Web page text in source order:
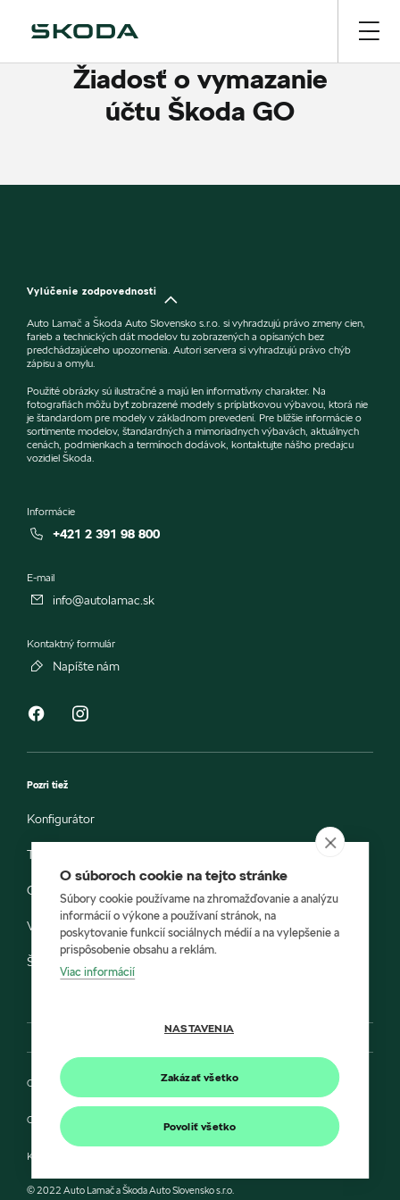
Žiadosť o vymazanie
účtu Škoda GO
Vylúčenie zodpovednosti
Auto Lamač a Škoda Auto Slovensko s.r.o. si vyhradzujú právo zmeny cien,
farieb a technických dát modelov tu zobrazených a opísaných bez
predchádzajúceho upozornenia. Autori servera si vyhradzujú právo chýb
zápisu a omylu.
Použité obrázky sú ilustračné a majú len informatívny charakter. Na
fotografiách môžu byť zobrazené modely s príplatkovou výbavou, ktorá nie
je štandardom pre modely v základnom prevedení. Pre bližšie informácie o
sortimente modelov, štandardných a mimoriadnych výbavách, aktuálnych
cenách, podmienkach a termínoch dodávok, kontaktujte nášho predajcu
vozidiel Škoda.
Informácie
+421 2 391 98 800
E-mail
info@autolamac.sk
Kontaktný formulár
Napíšte nám
Pozri tiež
Konfigurátor
Testovacia jazda
Objednávka do servisu
Vozidlá ihneď k odberu
Škoda E-shop
Ochrana osobných údajov
Cookies
Kontakt
© 2022 Auto Lamač a Škoda Auto Slovensko s.r.o.
O súboroch cookie na tejto stránke
Súbory cookie používame na zhromažďovanie a analýzu
informácií o výkone a používaní stránok, na
poskytovanie funkcií sociálnych médií a na vylepšenie a
prispôsobenie obsahu a reklám.
Viac informácií
NASTAVENIA
Zakázať všetko
Povoliť všetko